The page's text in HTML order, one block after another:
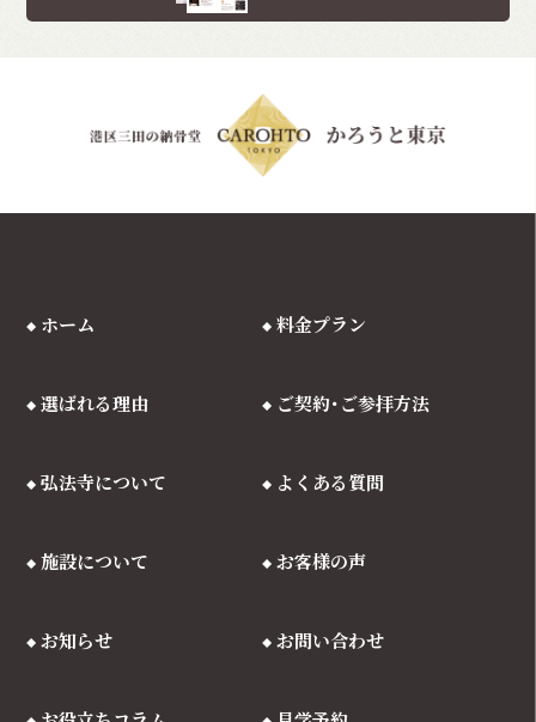
ホーム
選ばれる理由
弘法寺について
施設について
料金プラン
ご契約･ご参拝方法
よくある質問
お客様の声
お知らせ お問い合わせ